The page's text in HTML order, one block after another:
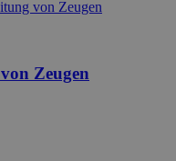
Zeugen